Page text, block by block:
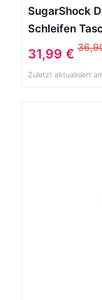
SugarShock
Schleifen
31,99 €
Zuletzt aktualisiert